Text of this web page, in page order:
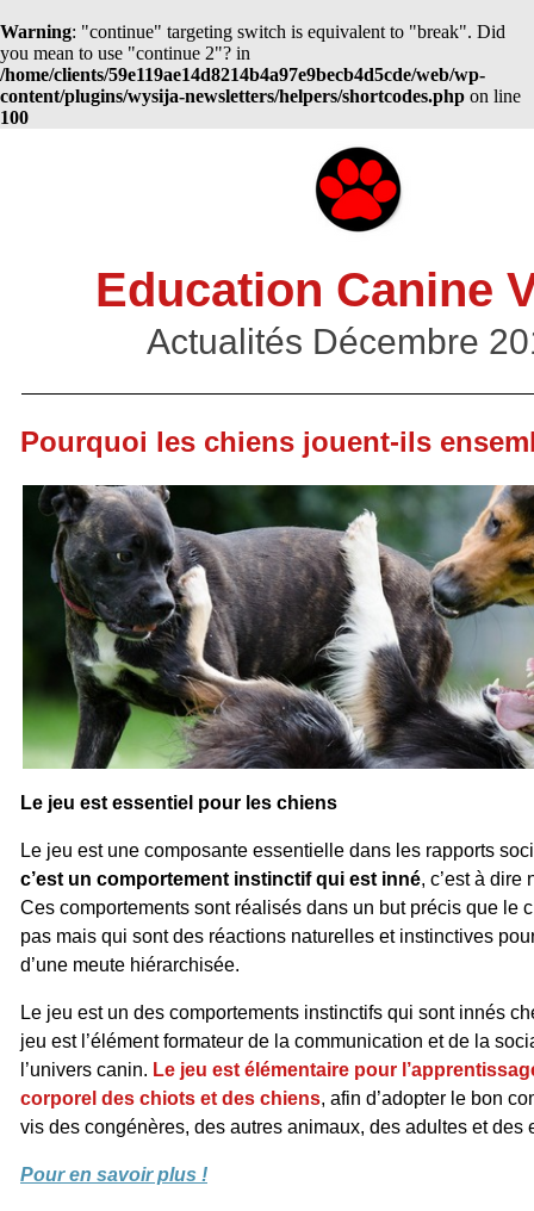
Warning: "continue" targeting switch is equivalent to "break". Did
you mean to use "continue 2"? in
/home/clients/59e119ae14d8214b4a97e9becb4d5cde/web/wp-
content/plugins/wysija-newsletters/helpers/shortcodes.php on line
100
Education Canine
Actualités Décembre
Pourquoi les chiens jouent-ils
Le jeu est essentiel pour les chiens
Le jeu est une composante essentielle dans les rapports
c’est un comportement instinctif qui est inné, c’est à dire
Ces comportements sont réalisés dans un but précis que le
pas mais qui sont des réactions naturelles et instinctives
d’une meute hiérarchisée.
Le jeu est un des comportements instinctifs qui sont innés
jeu est l’élément formateur de la communication et de la
l’univers canin. Le jeu est élémentaire pour
corporel des chiots et des chiens, afin d’adopter le bon
vis des congénères, des autres animaux, des adultes et des
Pour en savoir plus !